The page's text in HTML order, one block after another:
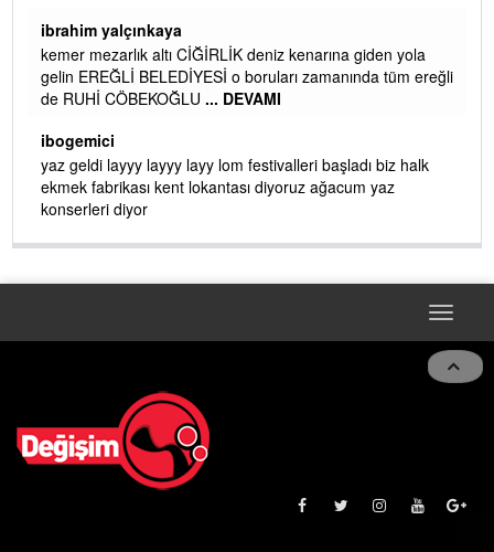
ibrahim yalçınkaya
kemer mezarlık altı CİĞİRLİK deniz kenarına giden yola
gelin EREĞLİ BELEDİYESİ o boruları zamanında tüm ereğli
de RUHİ CÖBEKOĞLU ... DEVAMI
ibogemici
yaz geldi layyy layyy layy lom festivalleri başladı biz halk
ekmek fabrikası kent lokantası diyoruz ağacum yaz
konserleri diyor
Toggle